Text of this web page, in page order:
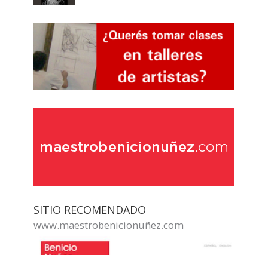
SITIO RECOMENDADO
www.maestrobenicionuñez.com